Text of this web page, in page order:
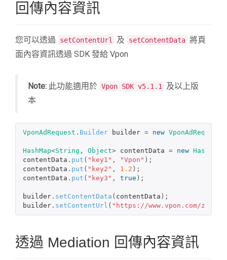
回傳內容資訊
您可以透過 setContentUrl 及 setContentData 將頁
面內容資訊透過 SDK 發給 Vpon
Note: 此功能適用於 Vpon SDK v5.1.1
及以上版
本
VponAdRequest . Builder builder = new VponAdRequest
HashMap<String , Object> contentData = new HashMap
contentData . put ( "key1" , "Vpon" );
contentData . put ( "key2" , 1.2 );
contentData . put ( "key3" , true );
builder . setContentData ( contentData );
builder . setContentUrl ( "https://www.vpon.com/zh-
透過 Mediation 回傳內容資訊